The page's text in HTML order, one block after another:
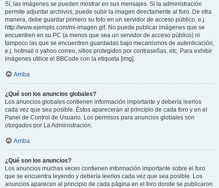
Sí, las imágenes se pueden mostrar en sus mensajes. Si la administración
permite adjuntar archivos, puede subir la imagen directamente al foro. De otra
manera, debe guardar primero su foto en un servidor de acceso público, e.j.
http://www.ejemplo.com/mi-imagen.gif. No puede publicar imágenes que se
encuentren en su PC (a menos que sea un servidor de acceso público) ni
tampoco las que se encuentren guardadas bajo mecanismos de autenticación,
e.j. hotmail o yahoo correo, sitios protegidos por contraseñas, etc. Para exhibir
imágenes utilice el BBCode con la etiqueta [img].
Arriba
¿Qué son los anuncios globales?
Los anuncios globales contienen información importante y debería leerlos
cada vez que sea posible. Éstos aparecerán al principio de cada foro y en el
Panel de Control de Usuario. Los permisos para anuncios globales son
otorgados por La Administración.
Arriba
¿Qué son los anuncios?
Los anuncios muchas veces contienen información importante sobre el foro
que se encuentra leyendo y debería leerlos cada vez que sea posible. Los
anuncios aparecen al principio de cada página en el foro donde se publicaron.